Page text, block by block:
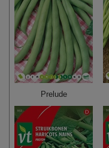
Prelude